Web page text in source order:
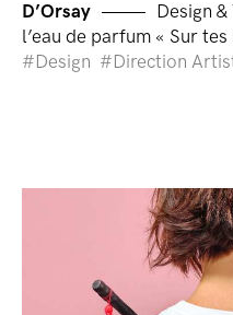
D’Orsay
Design
l’eau de parfum « Sur
Design
Direction